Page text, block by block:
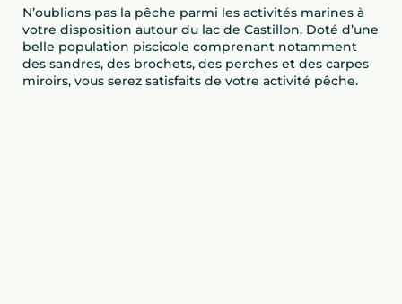
N’oublions pas la pêche parmi les activités marines à
votre disposition autour du lac de Castillon. Doté d’une
belle population piscicole comprenant notamment
des sandres, des brochets, des perches et des carpes
miroirs, vous serez satisfaits de votre activité pêche.